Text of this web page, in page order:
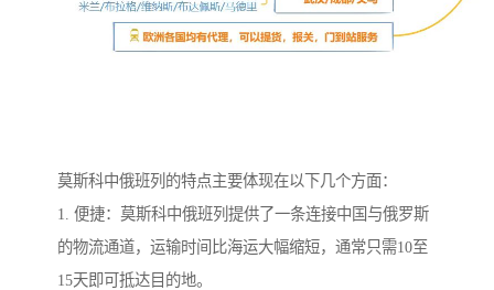
莫斯科中俄班列的特点主要体现在以下几个方面：
1. 便捷：莫斯科中俄班列提供了一条连接中国与俄罗斯
的物流通道，运输时间比海运大幅缩短，通常只需10至
15天即可抵达目的地。